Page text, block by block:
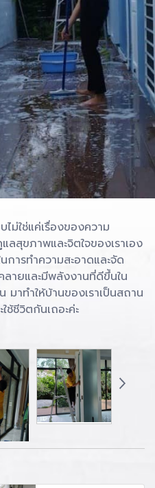
ไม่ใช่แค่เรื่องของความ
สุขภาพและจิตใจของเราเอง
การทำความสะอาดและจัด
ลายและมีพลังงานที่ดีขึ้นใน
มาทำให้บ้านของเราเป็นสถาน
ชีวิตกันเถอะค่ะ